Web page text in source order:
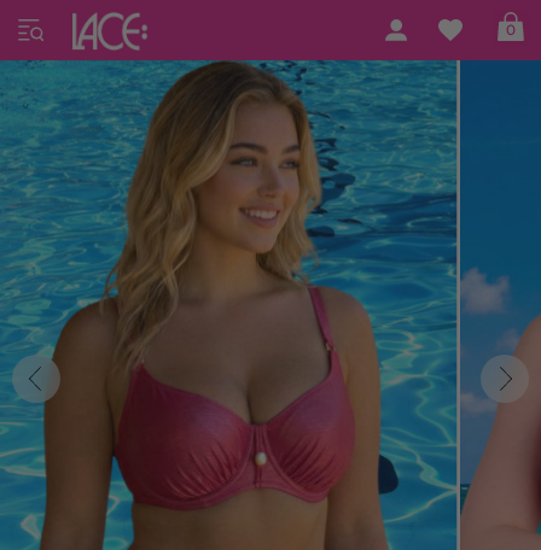
0
Home LACE Swim